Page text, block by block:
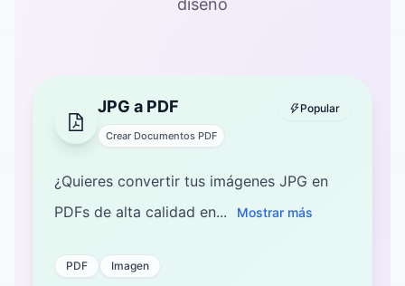
diseño
Popular
JPG a PDF
Crear Documentos PDF
¿Quieres convertir tus imágenes JPG en
PDFs de alta calidad en...
Mostrar más
PDF Imagen